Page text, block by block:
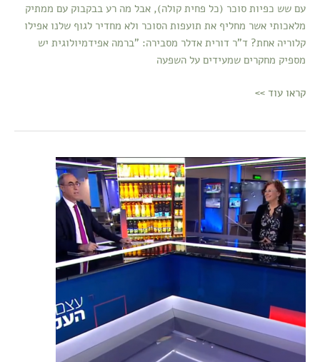
עם שש כפיות סוכר (כל פחית קולה), אבל מה רע בבקבוק עם ממתיק
מלאכותי אשר מחליף את תועפות הסוכר ולא מחדיר לגוף שלנו אפילו
קלוריה אחת? ד"ר דורית אדלר מסבירה: "ברמה אפידמיולוגית יש
מספיק מחקרים שמעידים על השפעה
קראו עוד >>
ד"ר
דורית
אדלר
|
עצם
העניין